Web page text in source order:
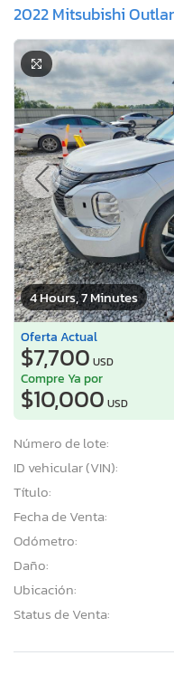
2022 Mitsubishi
4 Hours, 7 Minutes
Oferta Actual
$7,700 USD
Compre Ya por
$10,000 USD
Número de lote:
ID vehicular (VIN):
Título:
Fecha de Venta:
Odómetro:
Daño:
Ubicación:
Status de Venta: